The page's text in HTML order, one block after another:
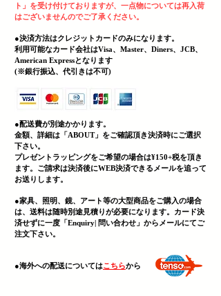
ト」を受け付けておりますが、一点物については再入荷
はございませんのでご了承ください。
●決済方法はクレジットカードのみになります。
利用可能なカード会社はVisa、Master、Diners、JCB、
American Expressとなります
(​※銀行振込、代引きは不可)
●配送費が別途かかります。
金額、詳細は「 ABOUT」をご確認頂き決済時にご選択
下さい。
プレゼントラッピングをご希望の場合は¥150+税を頂き
ます。ご請求は決済後にWEB決済できるメールを追って
お送りします。
●家具、照明、鏡、 アート等の大型商品をご購入の場合
は、送料は随時別途見積りが必要になります。カード決
済せずに一度「Enquiry| 問い合わせ」からメールにてご
注文下さい。
​●海外への配送についてはこちらから